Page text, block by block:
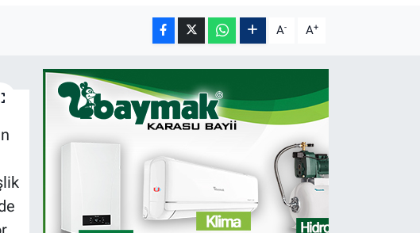
A- A+